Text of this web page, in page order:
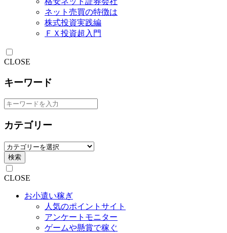
ネット売買の特徴は
株式投資実践編
ＦＸ投資超入門
CLOSE
キーワード
カテゴリー
検索
CLOSE
お小遣い稼ぎ
人気のポイントサイト
アンケートモニター
ゲームや懸賞で稼ぐ